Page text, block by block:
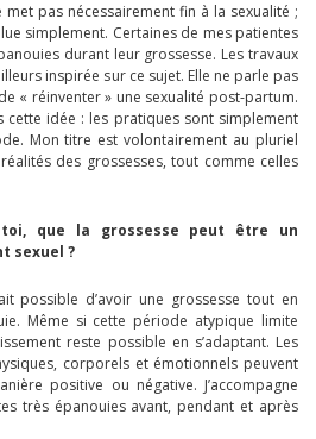
met pas nécessairement fin à la sexualité ;
simplement. Certaines de mes patientes
durant leur grossesse. Les travaux
inspirée sur ce sujet. Elle ne parle pas
« réinventer » une sexualité post-partum.
cette idée : les pratiques sont simplement
Mon titre est volontairement au pluriel
des grossesses, tout comme celles
que la grossesse peut être un
sexuel ?
possible d’avoir une grossesse tout en
Même si cette période atypique limite
reste possible en s’adaptant. Les
corporels et émotionnels peuvent
positive ou négative. J’accompagne
très épanouies avant, pendant et après